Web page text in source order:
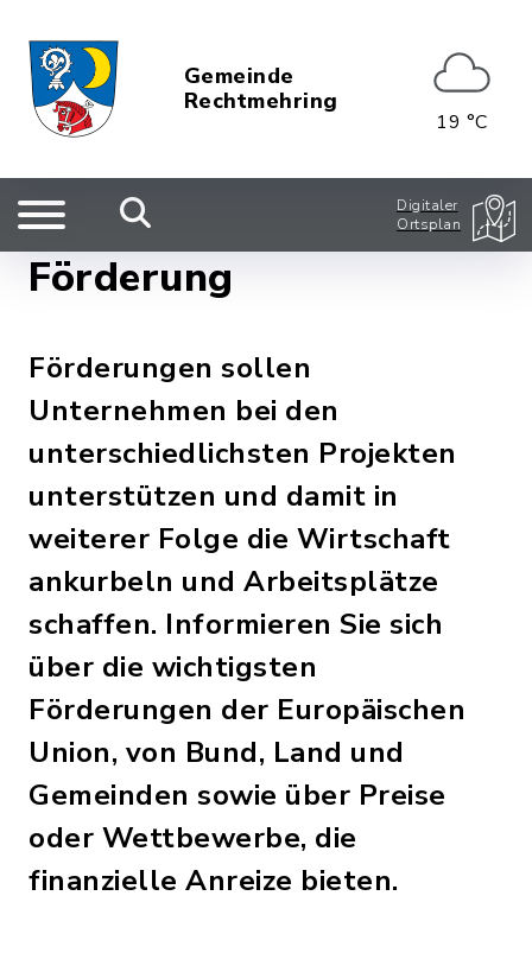
Gemeinde
Rechtmehring
19 °C
Digitaler
Ortsplan
Förderung
Förderungen sollen
Unternehmen bei den
unterschiedlichsten Projekten
unterstützen und damit in
weiterer Folge die Wirtschaft
ankurbeln und Arbeitsplätze
schaffen. Informieren Sie sich
über die wichtigsten
Förderungen der Europäischen
Union, von Bund, Land und
Gemeinden sowie über Preise
oder Wettbewerbe, die
finanzielle Anreize bieten.